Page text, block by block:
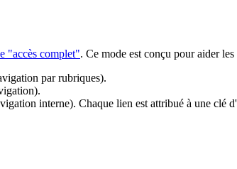
"accès complet". Ce mode est conçu pour aider
par rubriques).
interne). Chaque lien est attribué à une clé